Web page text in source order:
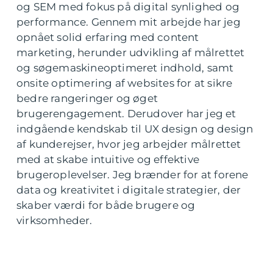
og SEM med fokus på digital synlighed og
performance. Gennem mit arbejde har jeg
opnået solid erfaring med content
marketing, herunder udvikling af målrettet
og søgemaskineoptimeret indhold, samt
onsite optimering af websites for at sikre
bedre rangeringer og øget
brugerengagement. Derudover har jeg et
indgående kendskab til UX design og design
af kunderejser, hvor jeg arbejder målrettet
med at skabe intuitive og effektive
brugeroplevelser. Jeg brænder for at forene
data og kreativitet i digitale strategier, der
skaber værdi for både brugere og
virksomheder.